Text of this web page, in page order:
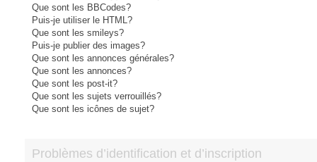
Que sont les BBCodes?
Puis-je utiliser le HTML?
Que sont les smileys?
Puis-je publier des images?
Que sont les annonces générales?
Que sont les annonces?
Que sont les post-it?
Que sont les sujets verrouillés?
Que sont les icônes de sujet?
Problèmes d’identification et d’inscription